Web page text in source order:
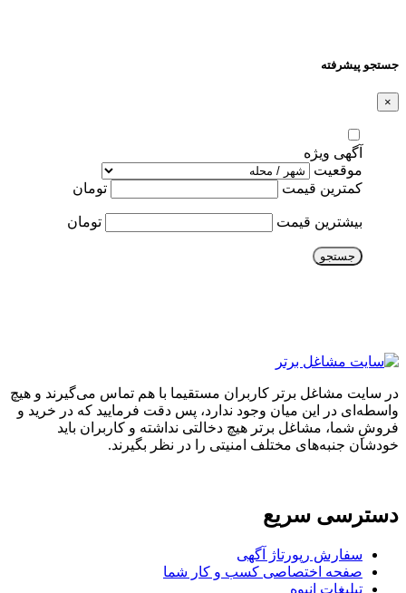
جستجو پیشرفته
×
آگهی ویژه
موقعیت
کمترین قیمت
تومان
بیشترین قیمت تومان
جستجو
در سایت مشاغل برتر کاربران مستقیما با هم تماس می‌گیرند و هیچ
واسطه‌ای در این میان وجود ندارد، پس دقت فرمایید که در خرید و
فروشِ شما، مشاغل برتر هیچ دخالتی نداشته و کاربران باید
خودشان جنبه‌های مختلف امنیتی را در نظر بگیرند.
دسترسی سریع
سفارش رپورتاژ آگهی
صفحه اختصاصی کسب و کار شما
تبلیغات انبوه